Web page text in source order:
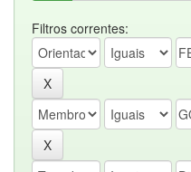
Filtros correntes: